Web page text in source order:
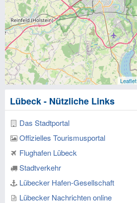
Leaflet
Lübeck - Nützliche Links
Das Stadtportal
Offizielles Tourismusportal
Flughafen Lübeck
Stadtverkehr
Lübecker Hafen-Gesellschaft
Lübecker Nachrichten online